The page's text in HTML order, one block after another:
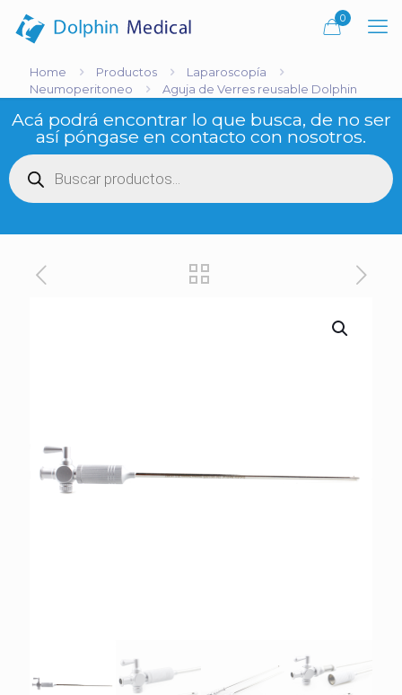
0
Home Productos
Laparoscopía
Neumoperitoneo
Aguja de Verres reusable Dolphin
Acá podrá encontrar lo que busca, de no ser
así póngase en contacto con nosotros.
Búsqueda
de
productos